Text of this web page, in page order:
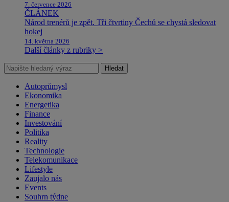
7. července 2026
ČLÁNEK
Národ trenérů je zpět. Tři čtvrtiny Čechů se chystá sledovat
hokej
14. května 2026
Další články z rubriky >
Hledat
Autoprůmysl
Ekonomika
Energetika
Finance
Investování
Politika
Reality
Technologie
Telekomunikace
Lifestyle
Zaujalo nás
Events
Souhrn týdne